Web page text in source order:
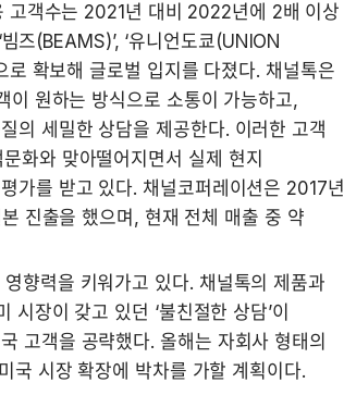
고객수는 2021년 대비 2022년에 2배 이상
즈(BEAMS)’, ‘유니언도쿄(UNION
확보해 글로벌 입지를 다졌다. 채널톡은
이 원하는 방식으로 소통이 가능하고,
의 세밀한 상담을 제공한다. 이러한 고객
화와 맞아떨어지면서 실제 현지
가를 받고 있다. 채널코퍼레이션은 2017년
진출을 했으며, 현재 전체 매출 중 약
향력을 키워가고 있다. 채널톡의 제품과
장이 갖고 있던 ‘불친절한 상담’이
고객을 공략했다. 올해는 자회사 형태의
국 시장 확장에 박차를 가할 계획이다.